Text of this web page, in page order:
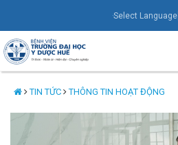
Select Language
TIN TỨC THÔNG TIN HOẠT ĐỘNG